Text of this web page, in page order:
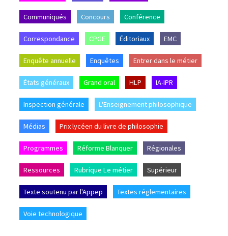
Communiqués Concours Conférence
Correspondance CPGE Éditoriaux EMC
Enquête annuelle Enquêtes Entrer dans le métier
États généraux Grand oral HLP IA-IPR
Inspection générale L'Enseignement philosophique
Médias Prix lycéen du livre de philosophie
Programmes Réforme Blanquer Régionales
Ressources Rubrique Le métier Supérieur
Texte soutenu par l'Appep Textes réglementaires
Voie technologique